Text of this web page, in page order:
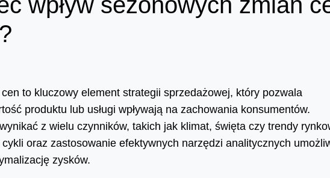
to kluczowy element strategii sprzedażowej, który pozwala
produktu lub usługi wpływają na zachowania konsumentów.
z wielu czynników, takich jak klimat, święta czy trendy
oraz zastosowanie efektywnych narzędzi analitycznych
zysków.